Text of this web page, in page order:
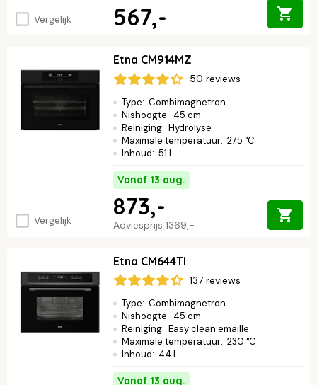
Vergelijk 567,-
Vergelijk
Etna CM914MZ
50 reviews
Type: Combimagnetron
Nishoogte: 45 cm
Reiniging: Hydrolyse
Maximale temperatuur: 275 °C
Inhoud: 51 l
Vanaf 13 aug.
Adviesprijs 1369,-
873,-
Etna CM644TI
137 reviews
Type: Combimagnetron
Nishoogte: 45 cm
Reiniging: Easy clean emaille
Maximale temperatuur: 230 °C
Inhoud: 44 l
Vanaf 13 aug.